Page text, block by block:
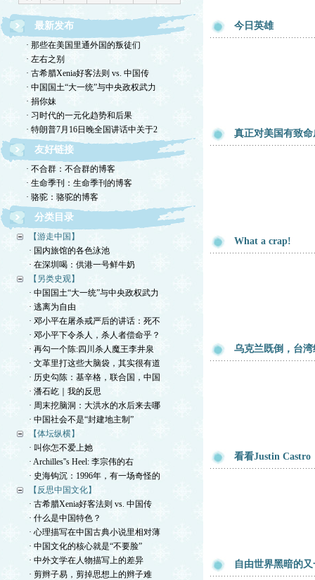
最新发布
· 那些在美国里通外国的叛徒们
· 左右之别
· 古希腊Xenia好客法则 vs. 中国传
· 中国国土“大一统”与中央政权武力
· 捐你妹
· 习时代的一元化趋势和后果
· 特朗普7月16日晚全国讲话中关于2
友好链接
· 不合群：不合群的博客
· 生命季刊：生命季刊的博客
· 骆驼：骆驼的博客
分类目录
【游走中国】
· 国内旅馆的各色泳池
· 在深圳喝：供港一号鲜牛奶
【另类史观】
· 中国国土“大一统”与中央政权武力
· 逃离为自由
· 邓小平在屠杀戒严后的讲话：死不
· 邓小平下令杀人，杀人者偿命乎？
· 再勾一个陈:四川杀人魔王李井泉
· 文革里打这些大脑袋，其实很有道
· 历史勾陈：基辛格，联合国，中国
· 潘石屹｜我的反思
· 周末挖脑洞：大洪水的水后来去哪
· 中国社会不是“封建地主制”
【体坛纵横】
· 叫你怎不爱上她
· Archilles''s Heel: 李宗伟的右
· 史海钩沉：1996年，有一场奇怪的
【反思中国文化】
· 古希腊Xenia好客法则 vs. 中国传
· 什么是中国特色？
· 心理描写在中国古典小说里相对薄
· 中国文化的核心就是“不要脸”
· 中外文学在人物描写上的差异
· 剪辫子易，剪掉思想上的辫子难
今日英雄
真正对美国有致
What a crap!
乌克兰既倒，台湾
看看Justin Castro
自由世界黑暗的